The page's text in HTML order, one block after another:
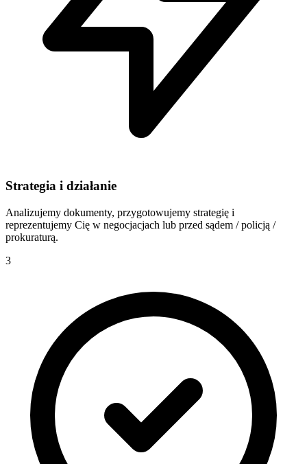
Strategia i działanie
Analizujemy dokumenty, przygotowujemy strategię i
reprezentujemy Cię w negocjacjach lub przed sądem / policją /
prokuraturą.
3